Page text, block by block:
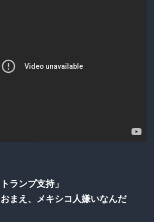
ランプ支持」
まえ、メキシコ人嫌いなんだ